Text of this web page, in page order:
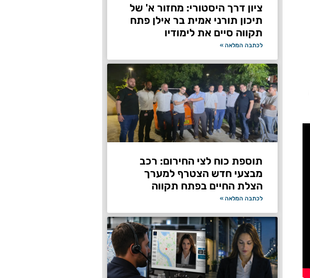
ציון דרך היסטורי: מחזור א' של
תיכון תורני אמית בר אילן פתח
תקווה סיים את לימודיו
לכתבה המלאה »
תוספת כוח לצי החירום: רכב
מבצעי חדש הצטרף למערך
הצלת החיים בפתח תקווה
לכתבה המלאה »